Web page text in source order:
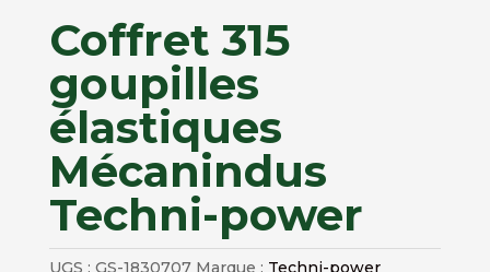
Coffret 315
goupilles
élastiques
Mécanindus
Techni-power
UGS : GS-1830707 Marque : Techni-power